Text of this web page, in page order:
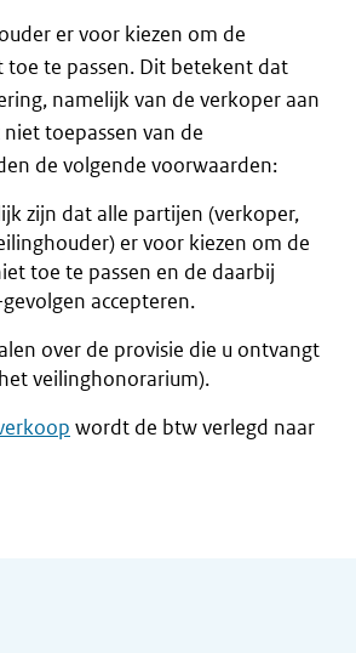
er voor kiezen om de
toe te passen. Dit betekent dat
namelijk van de verkoper aan
toepassen van de
de volgende voorwaarden:
zijn dat alle partijen (verkoper,
er voor kiezen om de
toe te passen en de daarbij
accepteren.
over de provisie die u ontvangt
veilinghonorarium).
wordt de btw verlegd naar